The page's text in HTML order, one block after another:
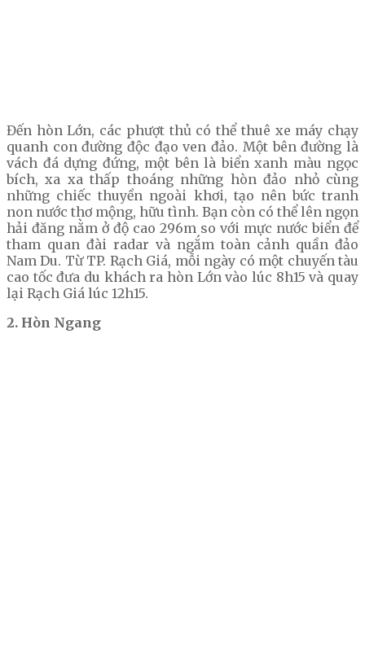
Đến hòn Lớn, các phượt thủ có thể thuê xe máy chạy
quanh con đường độc đạo ven đảo. Một bên đường là
vách đá dựng đứng, một bên là biển xanh màu ngọc
bích, xa xa thấp thoáng những hòn đảo nhỏ cùng
những chiếc thuyền ngoài khơi, tạo nên bức tranh
non nước thơ mộng, hữu tình. Bạn còn có thể lên ngọn
hải đăng nằm ở độ cao 296m so với mực nước biển để
tham quan đài radar và ngắm toàn cảnh quần đảo
Nam Du. Từ TP. Rạch Giá, mỗi ngày có một chuyến tàu
cao tốc đưa du khách ra hòn Lớn vào lúc 8h15 và quay
lại Rạch Giá lúc 12h15.
2. Hòn Ngang